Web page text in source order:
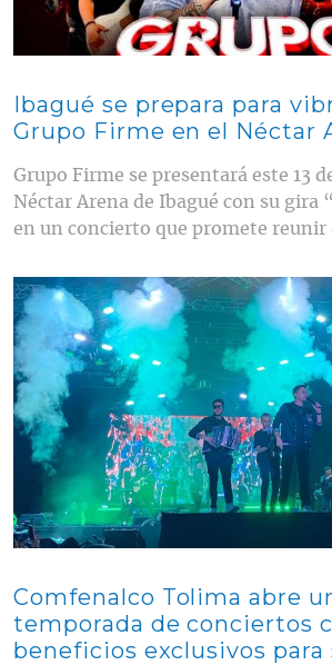
Ibagué se prepara para
Grupo Firme en el Néctar
Grupo Firme se presentará este 13
Néctar Arena de Ibagué con su gira
en un concierto que promete reunir
Contenido multimedia principal
Comfenalco Tolima abre
temporada de conciertos
beneficios exclusivos para